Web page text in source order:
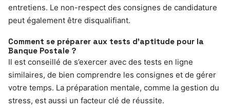
entretiens. Le non-respect des consignes de candidature
peut également être disqualifiant.
Comment se préparer aux tests d’aptitude pour la
Banque Postale ?
Il est conseillé de s’exercer avec des tests en ligne
similaires, de bien comprendre les consignes et de gérer
votre temps. La préparation mentale, comme la gestion du
stress, est aussi un facteur clé de réussite.